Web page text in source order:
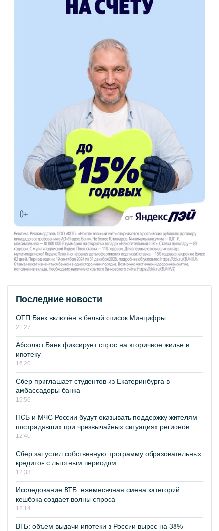
Последние новости
ОТП Банк включён в белый список Минцифры
21:27
Абсолют Банк фиксирует спрос на вторичное жилье в
ипотеку
16:20
Сбер приглашает студентов из Екатеринбурга в
амбассадоры банка
15:56
ПСБ и МЧС России будут оказывать поддержку жителям
пострадавших при чрезвычайных ситуациях регионов
12:40
Сбер запустил собственную программу образовательных
кредитов с льготным периодом
12:33
Исследование ВТБ: ежемесячная смена категорий
кешбэка создает волны спроса
12:14
ВТБ: объем выдачи ипотеки в России вырос на 38%